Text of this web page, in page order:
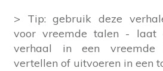
> Tip: gebruik deze
voor vreemde talen - laat
verhaal in een vreemde
vertellen of uitvoeren in een